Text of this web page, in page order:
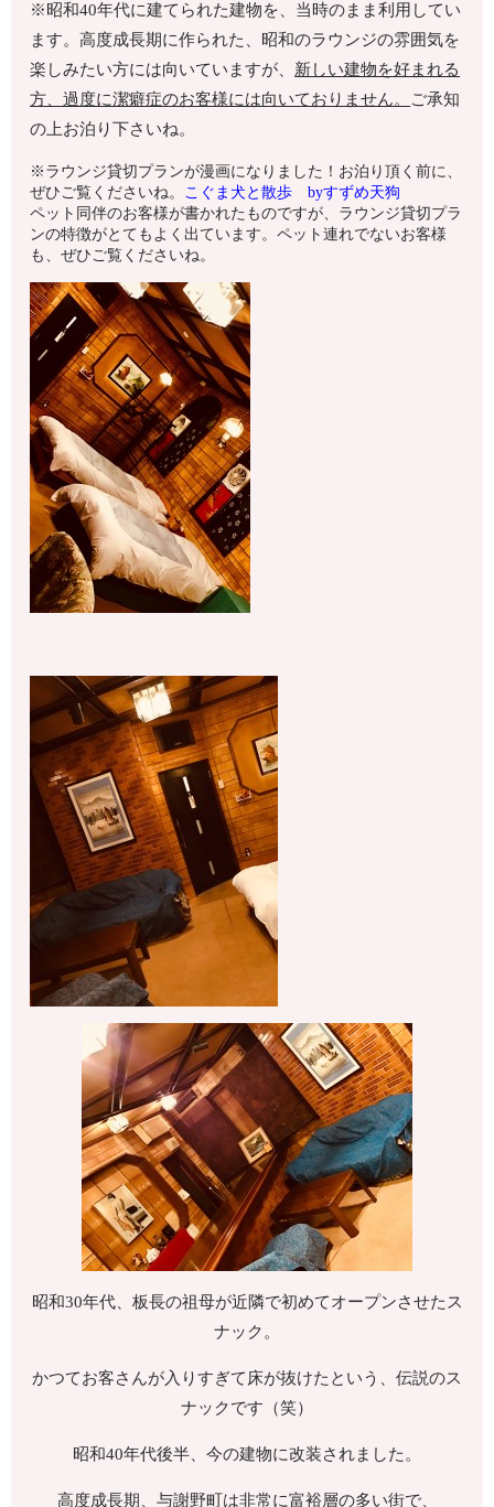
※昭和40年代に建てられた建物を、当時のまま利用してい
ます。高度成長期に作られた、昭和のラウンジの雰囲気を
楽しみたい方には向いていますが、 新しい建物を好まれる
方、過度に潔癖症のお客様には向いておりません。
ご承知
の上お泊り下さいね。
※ラウンジ貸切プランが漫画になりました！お泊り頂く前に、
ぜひご覧くださいね。 こぐま犬と散歩 byすずめ天狗
ペット同伴のお客様が書かれたものですが、ラウンジ貸切プラ
ンの特徴がとてもよく出ています。ペット連れでないお客様
も、ぜひご覧くださいね。
昭和30年代、板長の祖母が近隣で初めてオープンさせたス
ナック。
かつてお客さんが入りすぎて床が抜けたという、伝説のス
ナックです（笑）
昭和40年代後半、今の建物に改装されました。
高度成長期、与謝野町は非常に富裕層の多い街で、